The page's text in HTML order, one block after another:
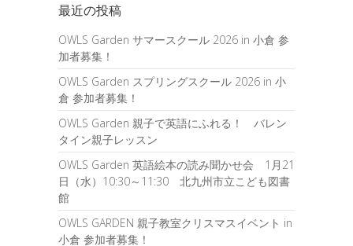
最近の投稿
OWLS Garden サマースクール 2026 in 小倉 参
加者募集！
OWLS Garden スプリングスクール 2026 in 小
倉 参加者募集！
OWLS Garden 親子で英語にふれる！ バレン
タイン親子レッスン
OWLS Garden 英語絵本の読み聞かせ会 1月21
日（水）10:30～11:30 北九州市立こども図書
館
OWLS GARDEN 親子教室クリスマスイベント in
小倉 参加者募集！